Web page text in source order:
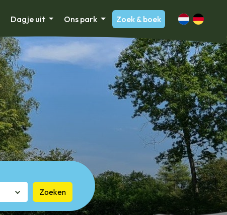
Dagje uit Ons park Zoek & boek
Zoeken